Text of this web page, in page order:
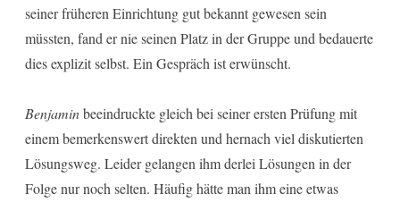
seiner früheren Einrichtung gut bekannt gewesen sein
müssten, fand er nie seinen Platz in der Gruppe und bedauerte
dies explizit selbst. Ein Gespräch ist erwünscht.
Benjaminbeeindruckte gleich bei seiner ersten Prüfung mit
einem bemerkenswert direkten und hernach viel diskutierten
Lösungsweg. Leider gelangen ihm derlei Lösungen in der
Folge nur noch selten. Häufig hätte man ihm eine etwas